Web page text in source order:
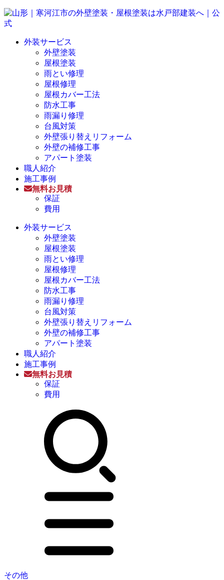
外装サービス
外壁塗装
屋根塗装
雨とい修理
屋根修理
屋根カバー工法
防水工事
雨漏り修理
台風対策
外壁張り替えリフォーム
外壁の補修工事
アパート塗装
職人紹介
施工事例
無料お見積
保証
費用
外装サービス
外壁塗装
屋根塗装
雨とい修理
屋根修理
屋根カバー工法
防水工事
雨漏り修理
台風対策
外壁張り替えリフォーム
外壁の補修工事
アパート塗装
職人紹介
施工事例
無料お見積
保証
費用
その他